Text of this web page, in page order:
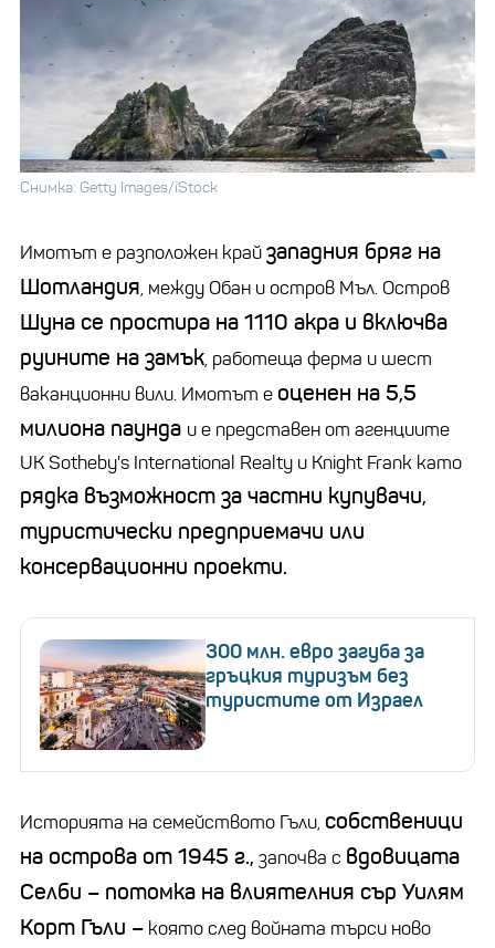
Снимка: Getty Images/iStock
Имотът е разположен крайзападния бряг на
Шотландия, между Обан и остров Мъл. Остров
Шуна се простира на 1110 акра и включва
руините на замък, работеща ферма и шест
ваканционни вили. Имотът е оценен на 5,5
милиона паунда и е представен от агенциите
UK Sotheby's International Realty и Knight Frank като
рядка възможност за частни купувачи,
туристически предприемачи или
консервационни проекти.
300 млн. евро загуба за
гръцкия туризъм без
туристите от Израел
Историята на семейството Гъли, собственици
на острова от 1945 г., започва с вдовицата
Селби – потомка на влиятелния сър Уилям
Корт Гъли – която след войната търси ново